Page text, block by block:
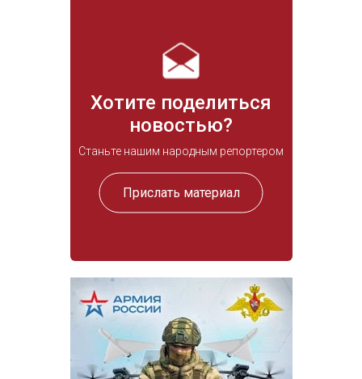
Хотите поделиться
новостью?
Станьте нашим народным репортером
Прислать материал